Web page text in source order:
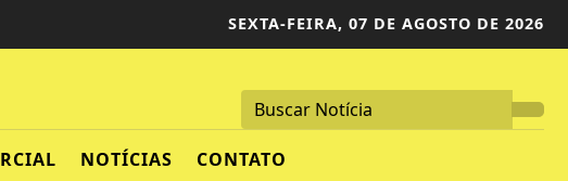
SEXTA-FEIRA, 07 DE AGOSTO DE 2026
NOTÍCIAS CONTATO